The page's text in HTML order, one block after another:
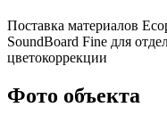
Поставка материалов
SoundBoard Fine для
цветокоррекции
Фото объекта